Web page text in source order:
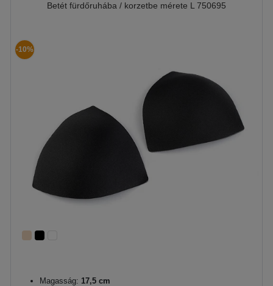
Betét fürdőruhába / korzetbe mérete L 750695
-10%
Magasság: 17,5 cm